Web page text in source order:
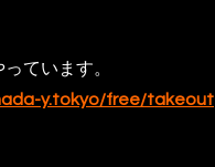
ています。
y.tokyo/free/takeout